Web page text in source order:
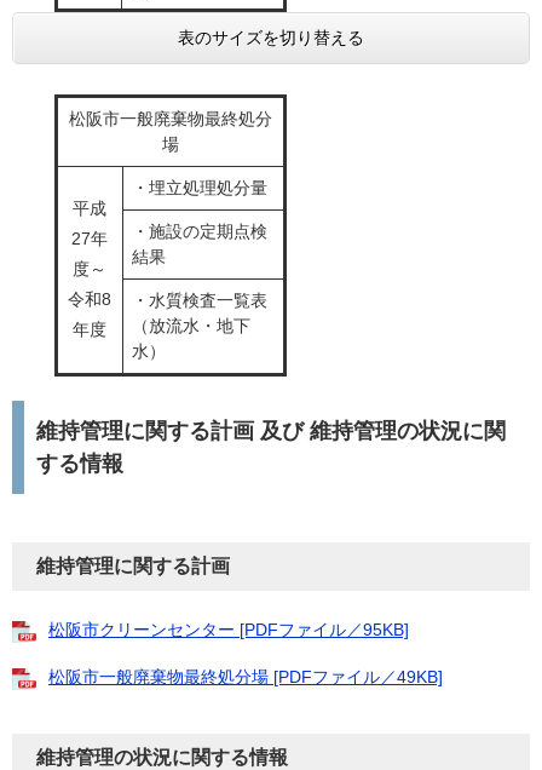
表のサイズを切り替える
松阪市一般廃棄物最終処分
場
平成
27年
度～
令和8
年度
・埋立処理処分量
・施設の定期点検
結果
・水質検査一覧表
（放流水・地下
水）
維持管理に関する計画 及び 維持管理の状況に関
する情報
維持管理に関する計画
松阪市クリーンセンター [PDFファイル／95KB]
松阪市一般廃棄物最終処分場 [PDFファイル／49KB]
維持管理の状況に関する情報